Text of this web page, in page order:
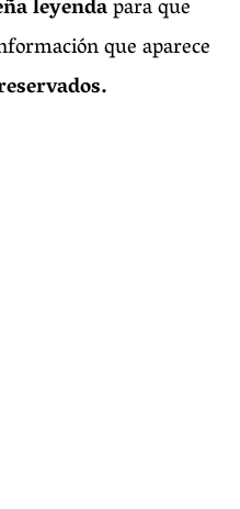
leyendapara que
que aparece